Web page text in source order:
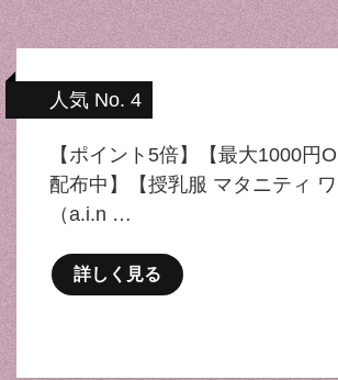
人気 No. 4
【ポイント5倍】【最大1000円
配布中】【授乳服 マタニティ ワ
（a.i.n …
詳しく見る